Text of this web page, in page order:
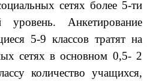
сетях более 5-ти
Анкетирование
5-9 классов тратят на
сетях в основном 0,5- 2
количество учащихся,